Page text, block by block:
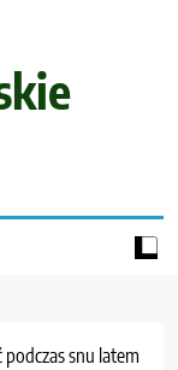
podczas snu latem